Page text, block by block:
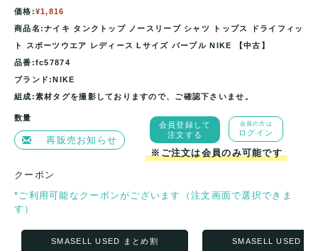
価格:¥1,816
商品名:ナイキ タンクトップ ノースリーブ シャツ トップス ドライフィッ
ト スポーツウエア レディース Lサイズ パープル NIKE 【中古】
品番:fc57874
ブランド:NIKE
組成:素材タグを撮影しておりますので、ご確認下さいませ。
数量
再販売お知らせ
会員登録して
注文する
会員の方は
ログイン
※ご注文は会員のみ可能です
クーポン
*ご利用可能なクーポンがございます（注文画面で選択できま
す）
SMASELL USED まとめ割 SMASELL USED ま